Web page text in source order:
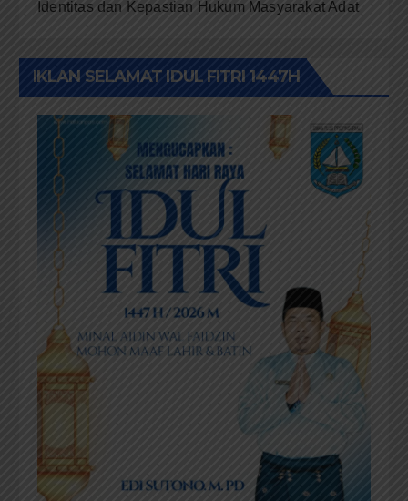
Identitas dan Kepastian Hukum Masyarakat Adat
IKLAN SELAMAT IDUL FITRI 1447H